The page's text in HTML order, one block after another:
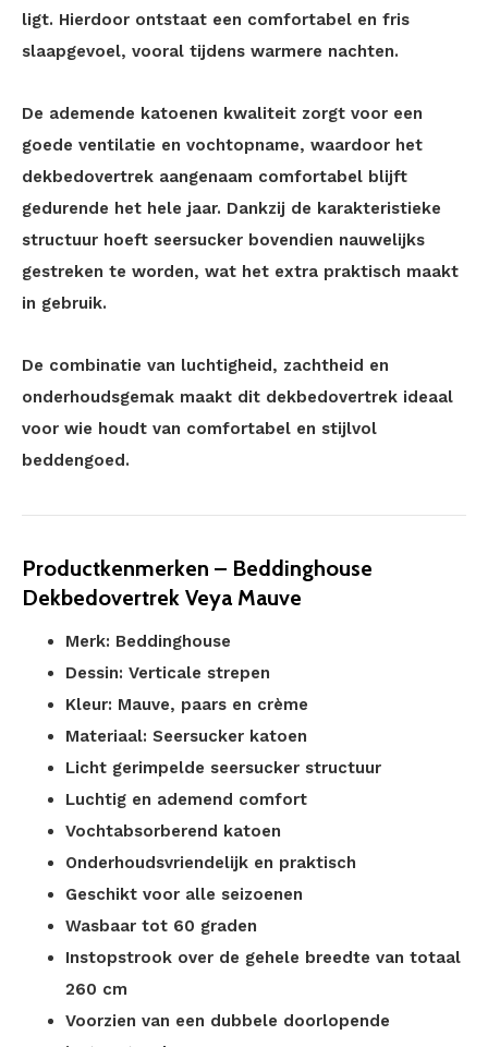
ligt. Hierdoor ontstaat een comfortabel en fris
slaapgevoel, vooral tijdens warmere nachten.
De ademende katoenen kwaliteit zorgt voor een
goede ventilatie en vochtopname, waardoor het
dekbedovertrek aangenaam comfortabel blijft
gedurende het hele jaar. Dankzij de karakteristieke
structuur hoeft seersucker bovendien nauwelijks
gestreken te worden, wat het extra praktisch maakt
in gebruik.
De combinatie van luchtigheid, zachtheid en
onderhoudsgemak maakt dit dekbedovertrek ideaal
voor wie houdt van comfortabel en stijlvol
beddengoed.
Productkenmerken – Beddinghouse
Dekbedovertrek Veya Mauve
Merk: Beddinghouse
Dessin: Verticale strepen
Kleur: Mauve, paars en crème
Materiaal: Seersucker katoen
Licht gerimpelde seersucker structuur
Luchtig en ademend comfort
Vochtabsorberend katoen
Onderhoudsvriendelijk en praktisch
Geschikt voor alle seizoenen
Wasbaar tot 60 graden
Instopstrook over de gehele breedte van totaal
260 cm
Voorzien van een dubbele doorlopende